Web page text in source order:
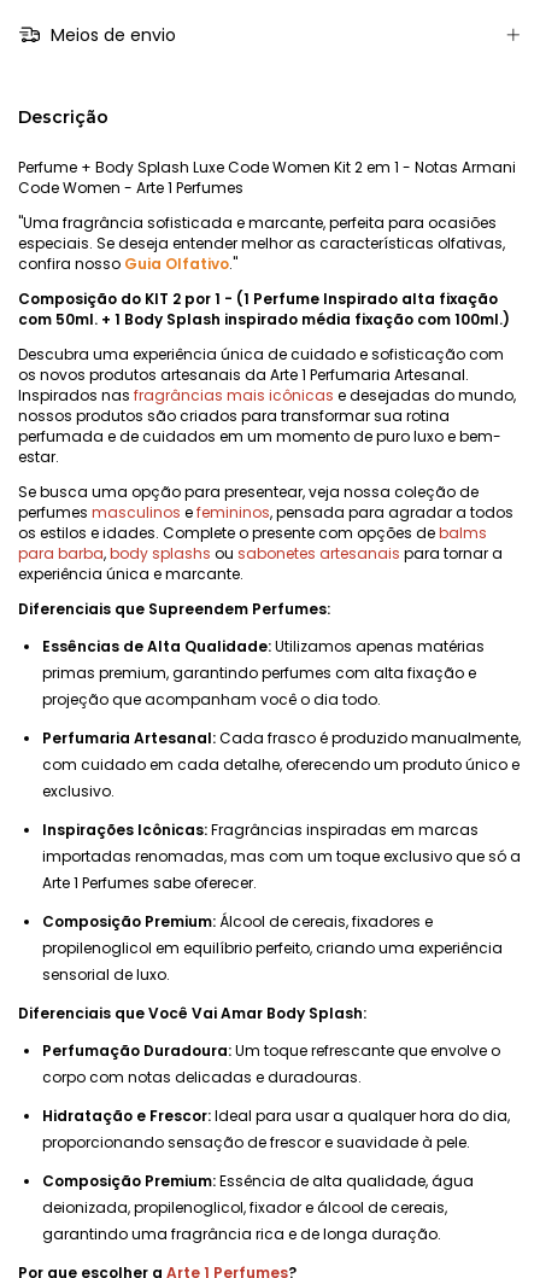
Meios de envio
Descrição
Perfume + Body Splash Luxe Code Women Kit 2 em 1 - Notas Armani
Code Women - Arte 1 Perfumes
"Uma fragrância sofisticada e marcante, perfeita para ocasiões
especiais. Se deseja entender melhor as características olfativas,
confira nosso Guia Olfativo."
Composição do KIT 2 por 1 - (1 Perfume Inspirado alta fixação
com 50ml. + 1 Body Splash inspirado média fixação com 100ml.)
Descubra uma experiência única de cuidado e sofisticação com
os novos produtos artesanais da Arte 1 Perfumaria Artesanal.
Inspirados nas fragrâncias mais icônicas e desejadas do mundo,
nossos produtos são criados para transformar sua rotina
perfumada e de cuidados em um momento de puro luxo e bem-
estar.
Se busca uma opção para presentear, veja nossa coleção de
perfumes masculinos efemininos, pensada para agradar a todos
os estilos e idades. Complete o presente com opções debalms
para barba,body splashs ou sabonetes artesanais para tornar a
experiência única e marcante.
Diferenciais que Supreendem Perfumes:
Essências de Alta Qualidade:Utilizamos apenas matérias
primas premium, garantindo perfumes com alta fixação e
projeção que acompanham você o dia todo.
Perfumaria Artesanal:Cada frasco é produzido manualmente,
com cuidado em cada detalhe, oferecendo um produto único e
exclusivo.
Inspirações Icônicas:Fragrâncias inspiradas em marcas
importadas renomadas, mas com um toque exclusivo que só a
Arte 1 Perfumes sabe oferecer.
Composição Premium:Álcool de cereais, fixadores e
propilenoglicol em equilíbrio perfeito, criando uma experiência
sensorial de luxo.
Diferenciais que Você Vai Amar Body Splash:
Perfumação Duradoura:Um toque refrescante que envolve o
corpo com notas delicadas e duradouras.
Hidratação e Frescor:Ideal para usar a qualquer hora do dia,
proporcionando sensação de frescor e suavidade à pele.
Composição Premium:Essência de alta qualidade, água
deionizada, propilenoglicol, fixador e álcool de cereais,
garantindo uma fragrância rica e de longa duração.
Por que escolher a Arte 1 Perfumes?